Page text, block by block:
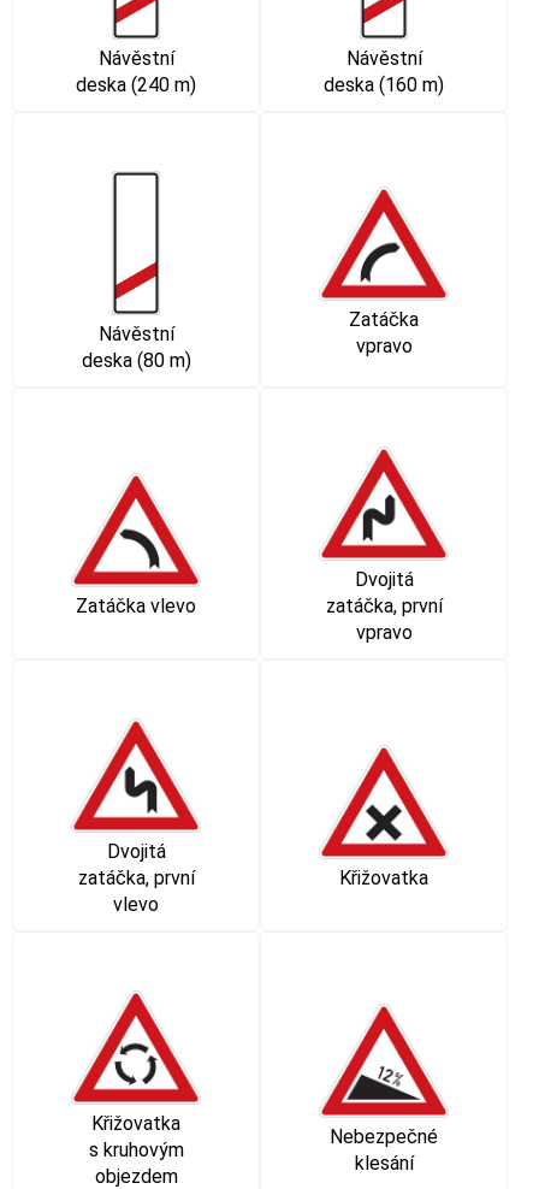
Návěstní
deska (240 m)
Návěstní
deska (160 m)
Návěstní
deska (80 m)
Zatáčka
vpravo
Zatáčka vlevo
Dvojitá
zatáčka, první
vpravo
Dvojitá
zatáčka, první
vlevo
Křižovatka
Křižovatka
s kruhovým
objezdem
Nebezpečné
klesání